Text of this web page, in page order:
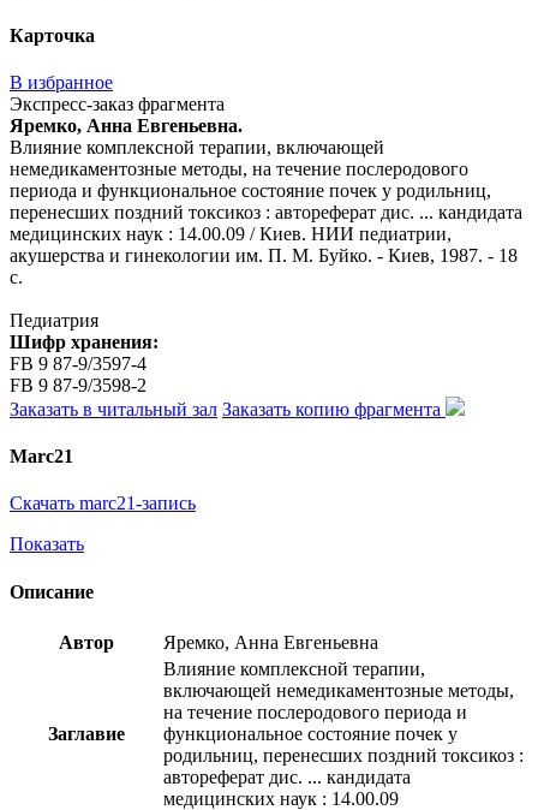
Карточка
В избранное
Экспресс-заказ фрагмента
Яремко, Анна Евгеньевна.
Влияние комплексной терапии, включающей
немедикаментозные методы, на течение послеродового
периода и функциональное состояние почек у родильниц,
перенесших поздний токсикоз : автореферат дис. ... кандидата
медицинских наук : 14.00.09 / Киев. НИИ педиатрии,
акушерства и гинекологии им. П. М. Буйко. - Киев, 1987. - 18
с.
Педиатрия
Шифр хранения:
FB 9 87-9/3597-4
FB 9 87-9/3598-2
Заказать в читальный зал Заказать копию фрагмента
Marc21
Скачать marc21-запись
Показать
Описание
Автор Яремко, Анна Евгеньевна
Заглавие
Влияние комплексной терапии,
включающей немедикаментозные методы,
на течение послеродового периода и
функциональное состояние почек у
родильниц, перенесших поздний токсикоз :
автореферат дис. ... кандидата
медицинских наук : 14.00.09